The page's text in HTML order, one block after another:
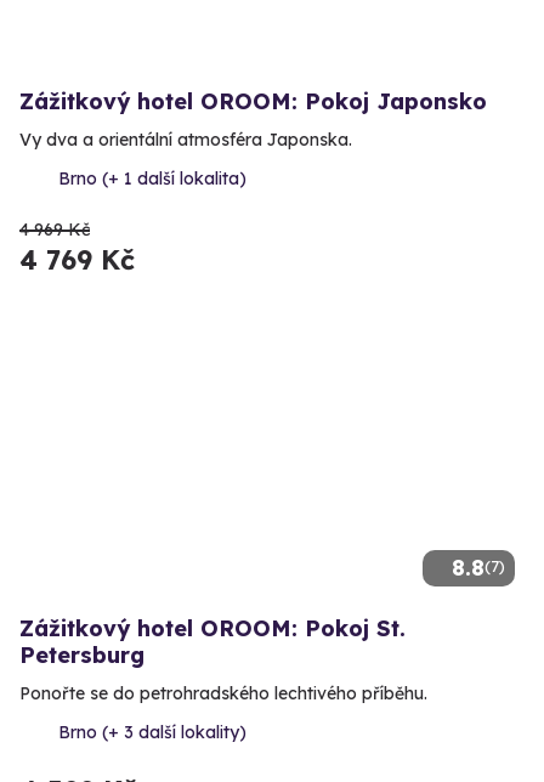
Zážitkový hotel OROOM: Pokoj Japonsko
Vy dva a orientální atmosféra Japonska.
Brno (+ 1 další lokalita)
4 969 Kč
4 769 Kč
8.8(7)
Zážitkový hotel OROOM: Pokoj St.
Petersburg
Ponořte se do petrohradského lechtivého příběhu.
Brno (+ 3 další lokality)